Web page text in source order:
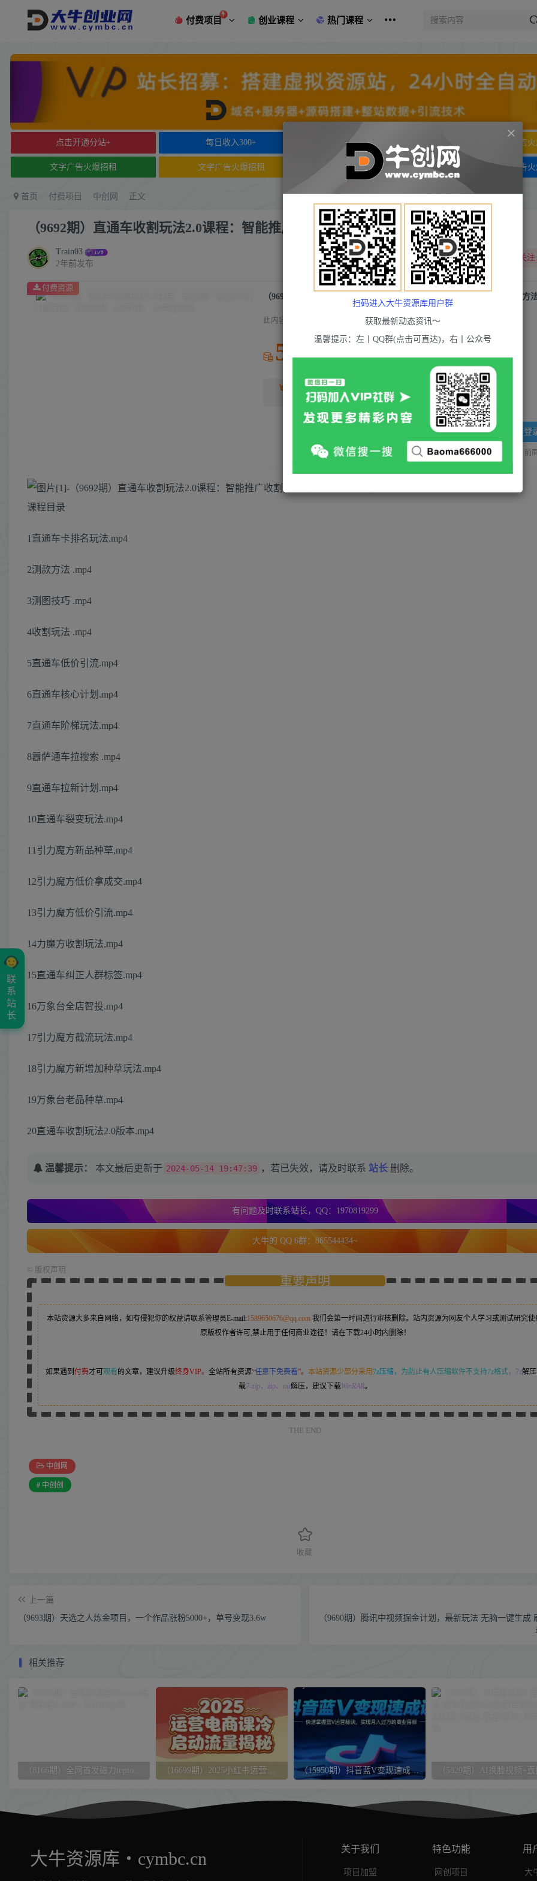
付费项目 创业课程 热门课程
点击开通分站+ 每日收入300+ 文字广告火爆招租 文字广告
文字广告火爆招租 文字广告火爆招租 文字广告火爆招租 文字广告
首页 付费项目 中创网 正文
（9692期）直通车收割玩法2.0课程：智能推广收割方法+标准推广收割方法（20节课）
Train03
2年前发布
关注
此内容为付费资源，请付费后查看
5 积分
黄金会员 2
免费
登
站长QQ：1970819299 验证码错误，网址最后 pwd 前
付费资源
课程目录
1直通车卡排名玩法.mp4
2测款方法 .mp4
3测图技巧 .mp4
4收割玩法 .mp4
5直通车低价引流.mp4
6直通车核心计划.mp4
7直通车阶梯玩法.mp4
8囂萨通车拉搜索 .mp4
9直通车拉新计划.mp4
10直通车裂变玩法.mp4
11引力魔方新品种草,mp4
12引力魔方低价拿成交.mp4
13引力魔方低价引流.mp4
14力魔方收割玩法,mp4
15直通车纠正人群标签.mp4
16万象台全店智投.mp4
17引力魔方截流玩法.mp4
18引力魔方新增加种草玩法.mp4
19万象台老品种草.mp4
20直通车收割玩法2.0版本.mp4
温馨提示： 本文最后更新于 2024-05-14 19:47:39 ，若已失效，请及时联系 站长 删除。
有问题及时联系站长，QQ：1970819299
大牛的 QQ 6群：865544434~
版权声明
重要声明
本站资源大多来自网络，如有侵犯你的权益请联系管理员E-mail:1589650676@qq.com 我们会第一时间进行审核删除。站内资源为网友个人学习或测试研究使
原版权作者许可,禁止用于任何商业途径！请在下载24小时内删除！
如果遇到 付费才可观看的文章，建议升级终身VIP。 全站所有资源“任意下免费看”。 本站资源少部分采用7z压缩， 为防止有人压缩软件不支持7z格式，7z解
载7-zip，zip、rar解压，建议下载WinRAR。
THE END
中创网
# 中创创
收藏
上一篇
（9693期）天选之人炼金项目，一个作品涨粉5000+，单号变现3.6w
（9690期）腾讯中视频掘金计划，最新玩法 无脑一键生成
相关推荐
（15950期）抖音蓝V变现速成课，快速掌握蓝V运营秘诀，实现月入过万的商业目标
大牛资源库・cymbc.cn 关于我们
项目加盟
特色功能
网创项目
用
大
联
系
站
长
扫码进入大牛资源库用户群
获取最新动态资讯～
温馨提示：左丨QQ群(点击可直达)，右丨公众号